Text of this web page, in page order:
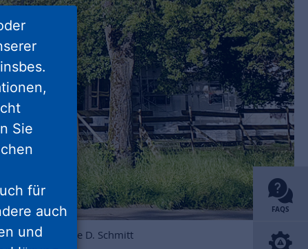
FAQS
NHW / Heike D. Schmitt
Sie
für
auch
und